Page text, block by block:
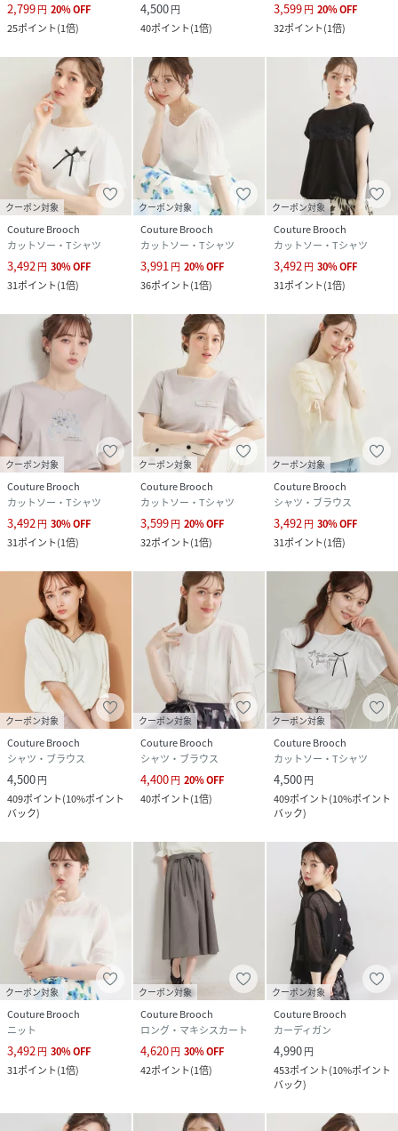
2,799円 20%OFF
25ポイント(1倍)
4,500円
40ポイント(1倍)
3,599円 20%OFF
32ポイント(1倍)
クーポン対象
Couture Brooch
カットソー・Tシャツ
3,492円 30%OFF
31ポイント(1倍)
クーポン対象
Couture Brooch
カットソー・Tシャツ
3,991円 20%OFF
36ポイント(1倍)
クーポン対象
Couture Brooch
カットソー・Tシャツ
3,492円 30%OFF
31ポイント(1倍)
クーポン対象
Couture Brooch
カットソー・Tシャツ
3,492 円 30%OFF
31ポイント(1倍)
クーポン対象
Couture Brooch
カットソー・Tシャツ
3,599円 20%OFF
32ポイント(1倍)
クーポン対象
Couture Brooch
シャツ・ブラウス
3,492 円 30%OFF
31ポイント(1倍)
クーポン対象
Couture Brooch
シャツ・ブラウス
4,500円
409ポイント(10%ポイント
バック)
クーポン対象
Couture Brooch
シャツ・ブラウス
4,400円 20%OFF
40ポイント(1倍)
クーポン対象
Couture Brooch
カットソー・Tシャツ
4,500円
409ポイント(10%ポイント
バック)
クーポン対象
Couture Brooch
ニット
3,492円 30%OFF
31ポイント(1倍)
クーポン対象
Couture Brooch
ロング・マキシスカート
4,620円 30%OFF
42ポイント(1倍)
クーポン対象
Couture Brooch
カーディガン
4,990円
453ポイント(10%ポイント
バック)